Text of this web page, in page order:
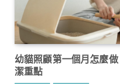
幼貓照顧第一個月怎麼
潔重點